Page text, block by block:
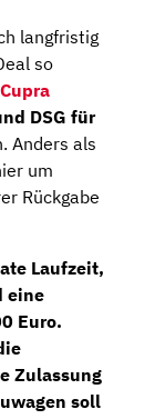
langfristig
so
Cupra
DSG für
Anders als
um
Rückgabe
Laufzeit,
eine
Euro.
Zulassung
soll